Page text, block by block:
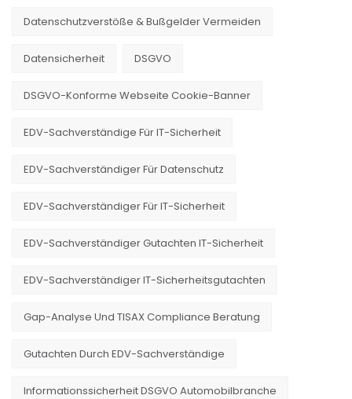
Datenschutzverstöße & Bußgelder Vermeiden
Datensicherheit DSGVO
DSGVO-Konforme Webseite Cookie-Banner
EDV-Sachverständige Für IT-Sicherheit
EDV-Sachverständiger Für Datenschutz
EDV-Sachverständiger Für IT-Sicherheit
EDV-Sachverständiger Gutachten IT-Sicherheit
EDV-Sachverständiger IT-Sicherheitsgutachten
Gap-Analyse Und TISAX Compliance Beratung
Gutachten Durch EDV-Sachverständige
Informationssicherheit DSGVO Automobilbranche